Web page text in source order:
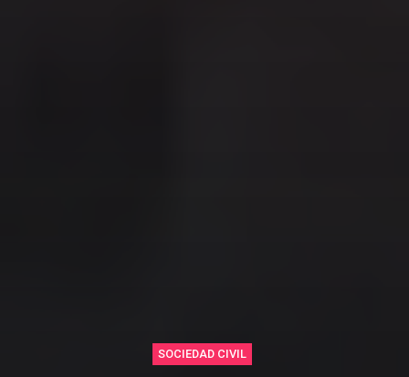
SOCIEDAD CIVIL